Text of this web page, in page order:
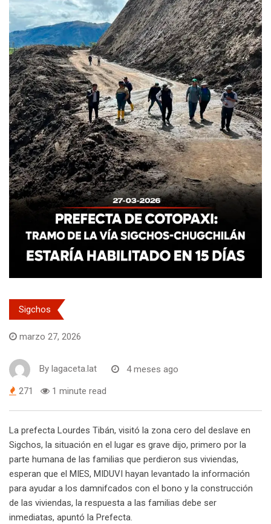
Sigchos
marzo 27, 2026
By lagaceta.lat 4 meses ago
271 1 minute read
La prefecta Lourdes Tibán, visitó la zona cero del deslave en
Sigchos, la situación en el lugar es grave dijo, primero por la
parte humana de las familias que perdieron sus viviendas,
esperan que el MIES, MIDUVI hayan levantado la información
para ayudar a los damnifcados con el bono y la construcción
de las viviendas, la respuesta a las familias debe ser
inmediatas, apuntó la Prefecta.